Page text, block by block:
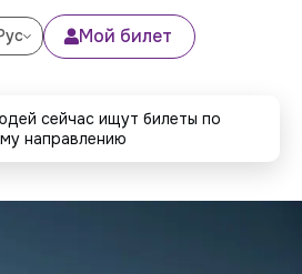
Мой билет
сейчас ищут билеты по
направлению